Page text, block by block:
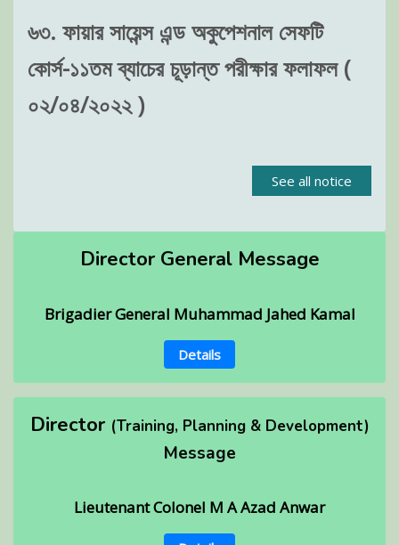
৬৩. ফায়ার সায়েন্স এন্ড অকুপেশনাল সেফটি
কোর্স-১১তম ব্যাচের চূড়ান্ত পরীক্ষার ফলাফল (
০২/০৪/২০২২ )
See all notice
Director General Message
Brigadier General Muhammad Jahed Kamal
Details
Director (Training, Planning & Development)
Message
Lieutenant Colonel M A Azad Anwar